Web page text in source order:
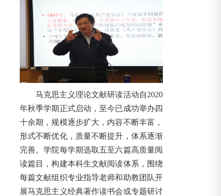
马克思主义理论文献研读活动自2020
年秋季学期正式启动，至今已成功举办四
十余期，规模逐步扩大，内容不断丰富，
形式不断优化，质量不断提升，体系逐渐
完善。学院每学期选取五至六篇高质量阅
读篇目，构建本科生文献阅读体系，围绕
每篇文献组织专业指导老师和助教团队开
展马克思主义经典著作读书会或专题研讨